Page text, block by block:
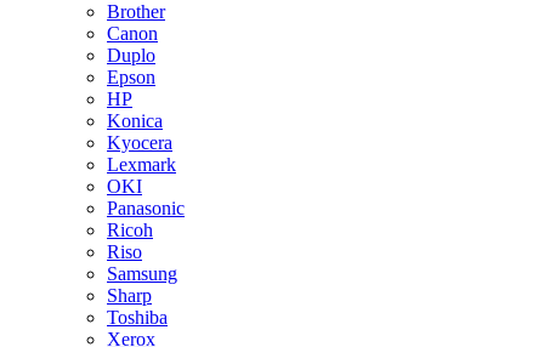
Brother
Canon
Duplo
Epson
HP
Konica
Kyocera
Lexmark
OKI
Panasonic
Ricoh
Riso
Samsung
Sharp
Toshiba
Xerox